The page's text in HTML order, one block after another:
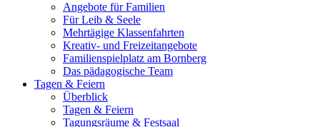
Angebote für Familien
Für Leib & Seele
Mehrtägige Klassenfahrten
Kreativ- und Freizeitangebote
Familienspielplatz am Bornberg
Das pädagogische Team
Tagen & Feiern
Überblick
Tagen & Feiern
Tagungsräume & Festsaal